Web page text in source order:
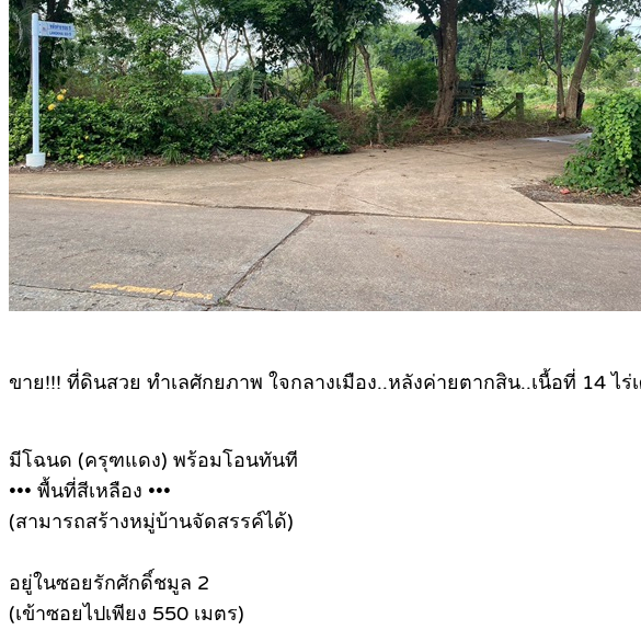
ขาย!!! ที่ดินสวย ทำเลศักยภาพ ใจกลางเมือง..หลังค่ายตากสิน..เนื้อที่ 14 ไร่
มีโฉนด (ครุฑแดง) พร้อมโอนทันที
••• พื้นที่สีเหลือง •••
(สามารถสร้างหมู่บ้านจัดสรรค์ได้)
อยู่ในซอยรักศักดิ์ชมูล 2
(เข้าซอยไปเพียง 550 เมตร)